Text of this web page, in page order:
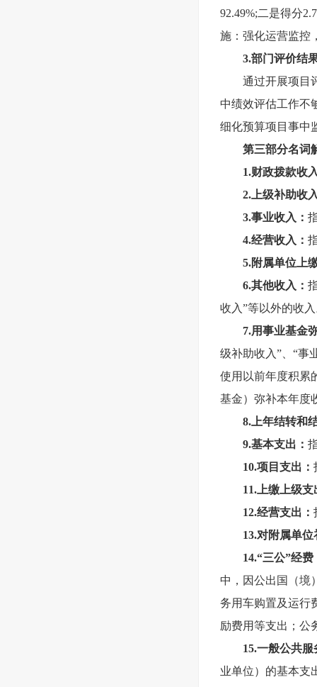
92.49%;二是得分
施：强化运营监控
3.部门评价结
通过开展项目
中绩效评估工作不
细化预算项目事中
第三部分名词
1.财政拨款收
2. 上级补助收
3.事业收入：
4.经营收入：
5.附属单位上
6.其他收入：
收入”等以外的收
7.用事业基金
级补助收入”、“事
使用以前年度积累
基金）弥补本年度
8. 上年结转和
9.基本支出：
10.项目支出：
11. 上缴上级
12.经营支出：
13.对附属单位
14.“三公”经费
中，因公出国（境
务用车购置及运行
励费用等支出；公
15.一般公共服
业单位）的基本支